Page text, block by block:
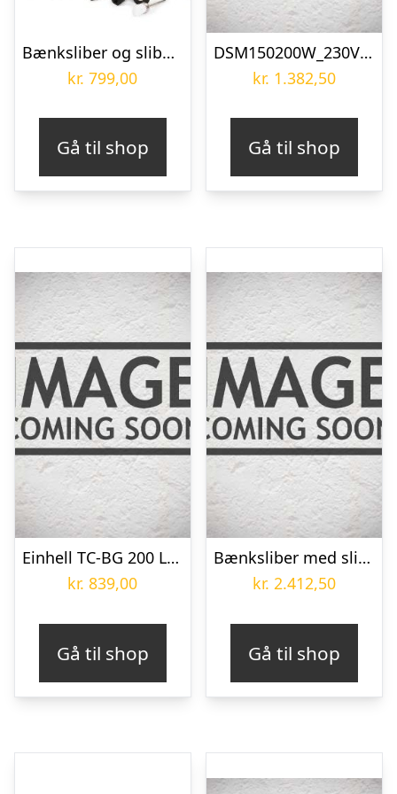
Bænksliber og slibeskaft med 103 dele PowerPlus
kr. 799,00
Gå til shop
DSM150200W_230V Bænksliber/vådsliber Holzmann
kr. 1.382,50
Gå til shop
Einhell TC-BG 200 L bænksliber 220-240 Volt
kr. 839,00
Gå til shop
Bænksliber med slibeskiver DSA 200 – 1x230V
kr. 2.412,50
Gå til shop